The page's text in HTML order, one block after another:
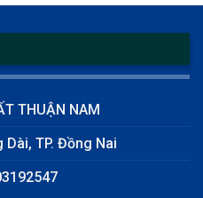
THUẬN NAM
Dài, TP. Đồng Nai